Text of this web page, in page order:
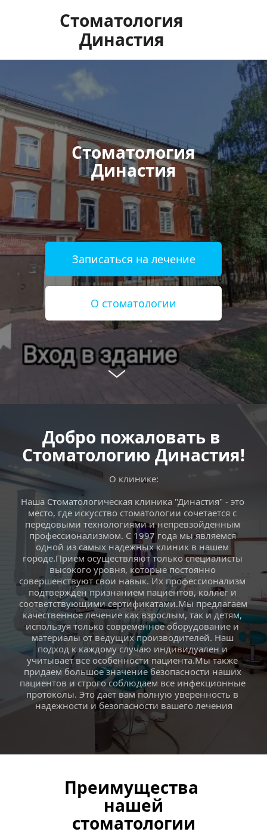
Стоматология
Династия
Стоматология
Династия
Записаться на лечение
О стоматологии
Добро пожаловать в
Стоматологию Династия!
О клинике:
Наша Стоматологическая клиника "Династия" - это
место, где искусство стоматологии сочетается с
передовыми технологиями и непревзойденным
профессионализмом. C 1997 года мы являемся
одной из самых надежных клиник в нашем
городе.Прием осуществляют только специалисты
высокого уровня, которые постоянно
совершенствуют свои навык. Их профессионализм
подтвержден признанием пациентов, коллег и
соответствующими сертификатами.Мы предлагаем
качественное лечение как взрослым, так и детям,
используя только современное оборудование и
материалы от ведущих производителей. Наш
подход к каждому случаю индивидуален и
учитывает все особенности пациента.Мы также
придаем большое значение безопасности наших
пациентов и строго соблюдаем все инфекционные
протоколы. Это дает вам полную уверенность в
надежности и безопасности вашего лечения
Преимущества
нашей
стоматологии